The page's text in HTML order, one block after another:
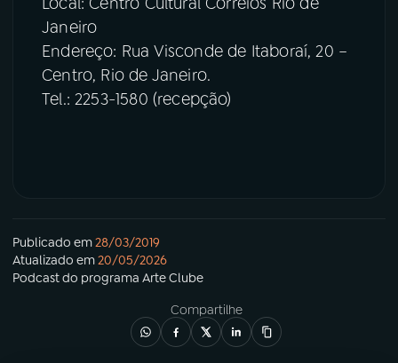
Janeiro
Endereço: Rua Visconde de Itaboraí, 20 –
Centro, Rio de Janeiro.
Tel.: 2253-1580 (recepção)
Publicado em28/03/2019
Atualizado em20/05/2026
Podcastdo programa Arte Clube
Compartilhe